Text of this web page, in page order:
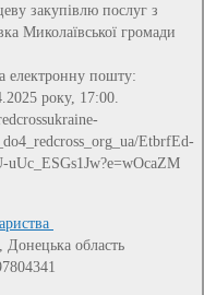
закупівлю послуг з
Миколаївської громади
електронну пошту:
року, 17:00.
EtbrfEd-
Донецька область